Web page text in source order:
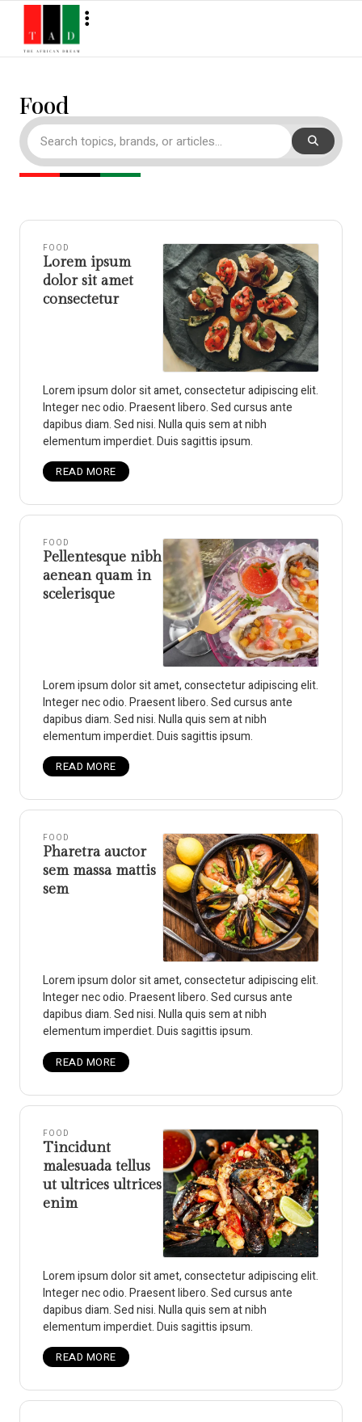
Food
FOOD
Lorem ipsum
dolor sit amet
consectetur
Lorem ipsum dolor sit amet, consectetur adipiscing elit.
Integer nec odio. Praesent libero. Sed cursus ante
dapibus diam. Sed nisi. Nulla quis sem at nibh
elementum imperdiet. Duis sagittis ipsum.
READ MORE
FOOD
Pellentesque nibh
aenean quam in
scelerisque
Lorem ipsum dolor sit amet, consectetur adipiscing elit.
Integer nec odio. Praesent libero. Sed cursus ante
dapibus diam. Sed nisi. Nulla quis sem at nibh
elementum imperdiet. Duis sagittis ipsum.
READ MORE
FOOD
Pharetra auctor
sem massa mattis
sem
Lorem ipsum dolor sit amet, consectetur adipiscing elit.
Integer nec odio. Praesent libero. Sed cursus ante
dapibus diam. Sed nisi. Nulla quis sem at nibh
elementum imperdiet. Duis sagittis ipsum.
READ MORE
FOOD
Tincidunt
malesuada tellus
ut ultrices ultrices
enim
Lorem ipsum dolor sit amet, consectetur adipiscing elit.
Integer nec odio. Praesent libero. Sed cursus ante
dapibus diam. Sed nisi. Nulla quis sem at nibh
elementum imperdiet. Duis sagittis ipsum.
READ MORE